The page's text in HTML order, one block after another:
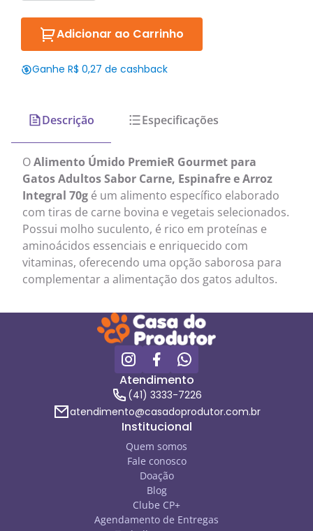
Adicionar ao Carrinho
Ganhe R$ 0,27 de cashback
Descrição Especificações
OAlimento Úmido PremieR Gourmet para
Gatos Adultos Sabor Carne, Espinafre e Arroz
Integral 70g é um alimento específico elaborado
com tiras de carne bovina e vegetais selecionados.
Possui molho suculento, é rico em proteínas e
aminoácidos essenciais e enriquecido com
vitaminas, oferecendo uma opção saborosa para
complementar a alimentação dos gatos adultos.
Atendimento
(41) 3333-7226
atendimento@casadoprodutor.com.br
Institucional
Quem somos
Fale conosco
Doação
Blog
Clube CP+
Agendamento de Entregas